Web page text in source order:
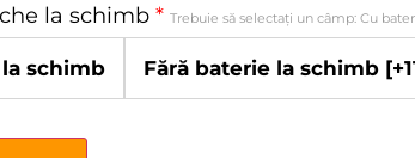
la schimb * Trebuie să selectați un câmp: Cu
schimb Fără baterie la schimb